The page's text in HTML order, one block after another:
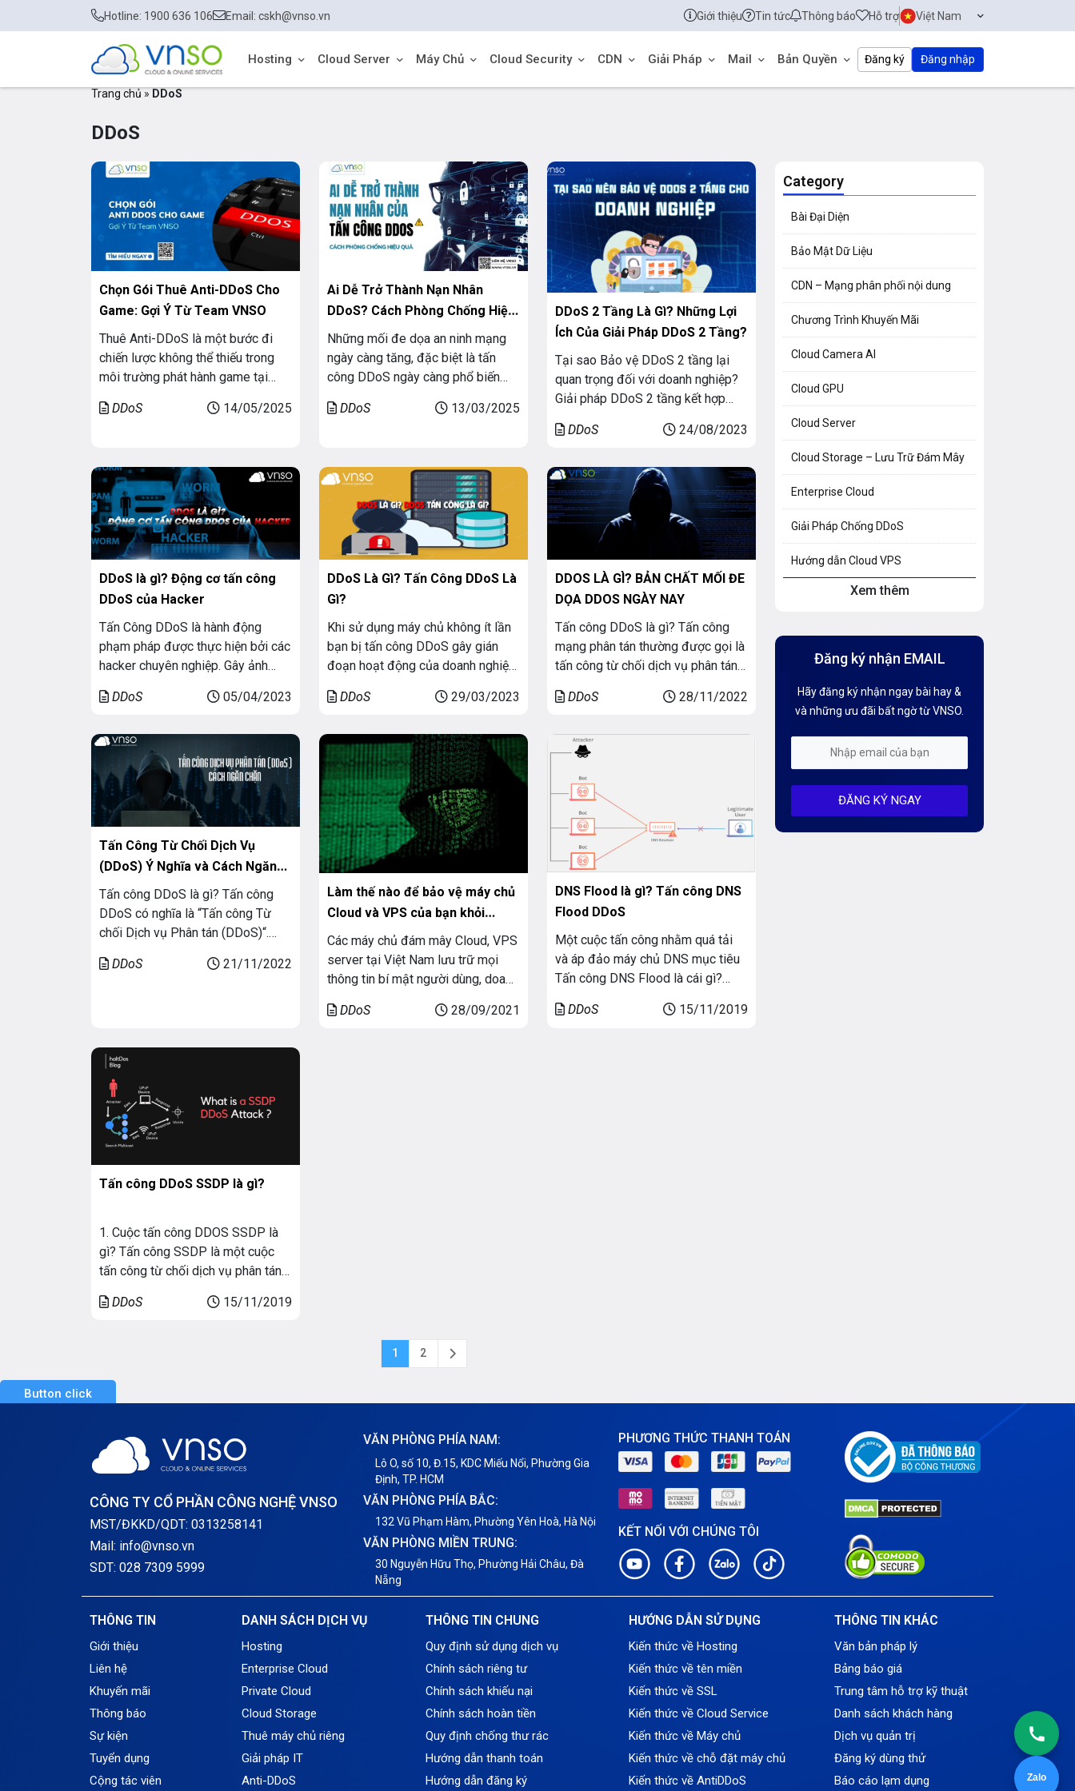
Zalo
Hotline: 1900 636 106 Email: cskh@vnso.vn Giới thiệu Tin tức Thông báo Hỗ trợ Việt Nam
Hosting Cloud Server Máy Chủ Cloud Security CDN Giải Pháp Mail Bản Quyền Đăng ký Đăng nhập
Trang chủ » DDoS
DDoS
Chọn Gói Thuê Anti-DDoS Cho
Game: Gợi Ý Từ Team VNSO
Thuê Anti-DDoS là một bước đi
chiến lược không thể thiếu trong
môi trường phát hành game tại
càng khốc liệt và các cuộc tấn
lựa chọn được giải pháp phù hợp
nhất, đội […]
DDoS 14/05/2025
Ai Dễ Trở Thành Nạn Nhân
DDoS? Cách Phòng Chống Hiệu
Quả
Những mối đe dọa an ninh mạng
ngày càng tăng, đặc biệt là tấn
công DDoS ngày càng phổ biến
một dạng tấn công nguy hiểm, có
hoặc tê liệt hoàn toàn. Vậy những
DDoS 13/03/2025
DDoS 2 Tầng Là Gì? Những Lợi
Ích Của Giải Pháp DDoS 2 Tầng?
Tại sao Bảo vệ DDoS 2 tầng lại
quan trọng đối với doanh nghiệp?
Giải pháp DDoS 2 tầng kết hợp
mây là phương pháp hay nhất
bao gồm cả Gartner, đề xuất. Bằng
cách sử dụng cả hai giải pháp, […]
DDoS 24/08/2023
DDoS là gì? Động cơ tấn công
DDoS của Hacker
Tấn Công DDoS là hành động
phạm pháp được thực hiện bởi các
hacker chuyên nghiệp. Gây ảnh
của máy chủ bị tấn công. Mục đích
Cùng VNSO tìm hiểu nhé!
DDoS 05/04/2023
DDoS Là Gì? Tấn Công DDoS Là
Gì?
Khi sử dụng máy chủ không ít lần
bạn bị tấn công DDoS gây gián
đoạn hoạt động của doanh nghiệp
những ảnh hưởng to lớn như vậy.
Gì? DDoS viết tắt của Distributed
Denial of Service là một cuộc […]
DDoS 29/03/2023
DDOS LÀ GÌ? BẢN CHẤT MỐI ĐE
DỌA DDOS NGÀY NAY
Tấn công DDoS là gì? Tấn công
mạng phân tán thường được gọi là
tấn công từ chối dịch vụ phân tán
dụng các giới hạn dung lượng cụ
mạng nào. Chẳng hạn như cơ sở
hạ tầng hỗ trợ trang […]
DDoS 28/11/2022
Tấn Công Từ Chối Dịch Vụ
(DDoS) Ý Nghĩa và Cách Ngăn
Chặn
Tấn công DDoS là gì? Tấn công
DDoS có nghĩa là “Tấn công Từ
chối Dịch vụ Phân tán (DDoS)“.
tấn công làm tràn ngập máy chủ
DDoS 21/11/2022
Làm thế nào để bảo vệ máy chủ
Cloud và VPS của bạn khỏi
Hacker?
Các máy chủ đám mây Cloud, VPS
server tại Việt Nam lưu trữ mọi
thông tin bí mật người dùng, doanh
hiện một chức năng hoặc quy trình
DDoS 28/09/2021
DNS Flood là gì? Tấn công DNS
Flood DDoS
Một cuộc tấn công nhằm quá tải
và áp đảo máy chủ DNS mục tiêu
Tấn công DNS Flood là cái gì?
Internet. Chúng là con đường
DDoS 15/11/2019
Tấn công DDoS SSDP là gì?
1. Cuộc tấn công DDOS SSDP là
gì? Tấn công SSDP là một cuộc
tấn công từ chối dịch vụ phân tán
thác các giao thức mạng UPnP để
DDoS 15/11/2019
1 2
Category
Bài Đại Diện
Bảo Mật Dữ Liệu
CDN – Mạng phân phối nội dung
Chương Trình Khuyến Mãi
Cloud Camera AI
Cloud GPU
Cloud Server
Cloud Storage – Lưu Trữ Đám Mây
Enterprise Cloud
Giải Pháp Chống DDoS
Hướng dẫn Cloud VPS
Hướng dẫn Hosting
Hướng dẫn Tên miền
Kiến thức AI
Mỗi tuần 01 Server
Server Dedicated (Máy chủ riêng)
Xem thêm
Đăng ký nhận EMAIL
Hãy đăng ký nhận ngay bài hay &
và những ưu đãi bất ngờ từ VNSO.
ĐĂNG KÝ NGAY
Button click
CÔNG TY CỔ PHẦN CÔNG NGHỆ VNSO
MST/ĐKKD/QDT: 0313258141
Mail: info@vnso.vn
SDT: 028 7309 5999
VĂN PHÒNG PHÍA NAM:
Lô O, số 10, Đ.15, KDC Miếu Nổi, Phường Gia
Định, TP. HCM
VĂN PHÒNG PHÍA BẮC:
132 Vũ Phạm Hàm, Phường Yên Hoà, Hà Nội
VĂN PHÒNG MIỀN TRUNG:
30 Nguyễn Hữu Thọ, Phường Hải Châu, Đà
Nẵng
PHƯƠNG THỨC THANH TOÁN
KẾT NỐI VỚI CHÚNG TÔI
THÔNG TIN
Giới thiệu
Liên hệ
Khuyến mãi
Thông báo
Sự kiện
Tuyển dụng
Cộng tác viên
DANH SÁCH DỊCH VỤ
Hosting
Enterprise Cloud
Private Cloud
Cloud Storage
Thuê máy chủ riêng
Giải pháp IT
Anti-DDoS
THÔNG TIN CHUNG
Quy định sử dụng dịch vụ
Chính sách riêng tư
Chính sách khiếu nại
Chính sách hoàn tiền
Quy định chống thư rác
Hướng dẫn thanh toán
Hướng dẫn đăng ký
HƯỚNG DẪN SỬ DỤNG
Kiến thức về Hosting
Kiến thức về tên miền
Kiến thức về SSL
Kiến thức về Cloud Service
Kiến thức về Máy chủ
Kiến thức về chỗ đặt máy chủ
Kiến thức về AntiDDoS
THÔNG TIN KHÁC
Văn bản pháp lý
Bảng báo giá
Trung tâm hỗ trợ kỹ thuật
Danh sách khách hàng
Dịch vụ quản trị
Đăng ký dùng thử
Báo cáo lạm dụng